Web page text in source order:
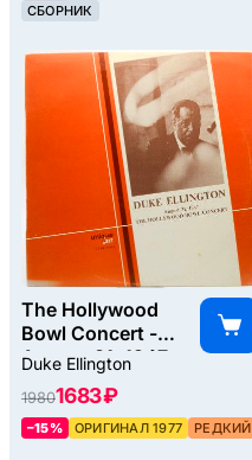
СБОРНИК
The Hollywood
Bowl Concert -
August 31, 1947
(Volume One), 1977
Duke Ellington
19801683 ₽
–15% ОРИГИНАЛ 1977 РЕДКИЙ